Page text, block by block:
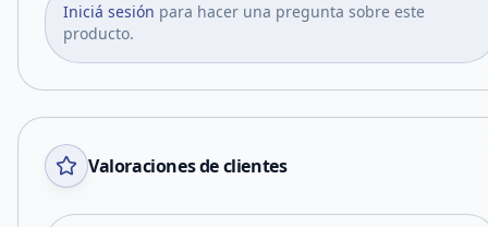
Iniciá sesión para hacer una pregunta sobre este
producto.
Valoraciones de clientes